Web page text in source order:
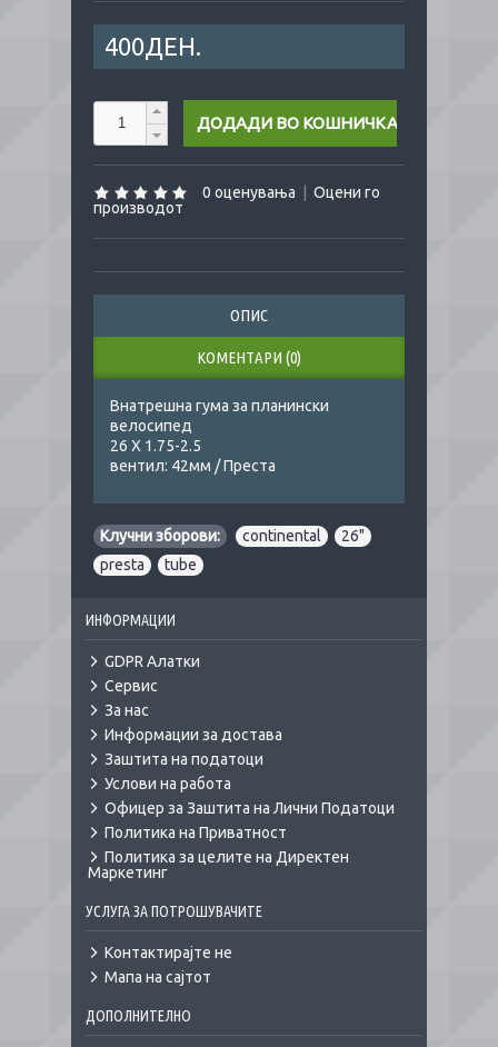
400ДЕН.
0 оценувања
Оцени го
производот
ОПИС
КОМЕНТАРИ (0)
Внатрешна гума за планински
велосипед
26 Х 1.75-2.5
вентил: 42мм / Преста
Клучни зборови: continental 26"
presta
tube
ИНФОРМАЦИИ
GDPR Алатки
Сервис
За нас
Информации за достава
Заштита на податоци
Услови на работа
Офицер за Заштита на Лични Податоци
Политика на Приватност
Политика за целите на Директен
Маркетинг
УСЛУГА ЗА ПОТРОШУВАЧИТЕ
Контактирајте не
Мапа на сајтот
ДОПОЛНИТЕЛНО